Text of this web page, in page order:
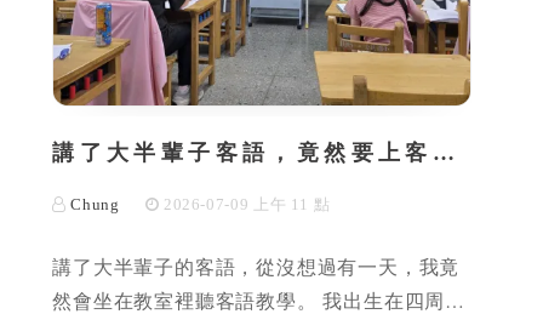
講了大半輩子客語，竟然要上客…
Chung 2026-07-09 上午 11 點
講了大半輩子的客語，從沒想過有一天，我竟
然會坐在教室裡聽客語教學。 我出生在四周…